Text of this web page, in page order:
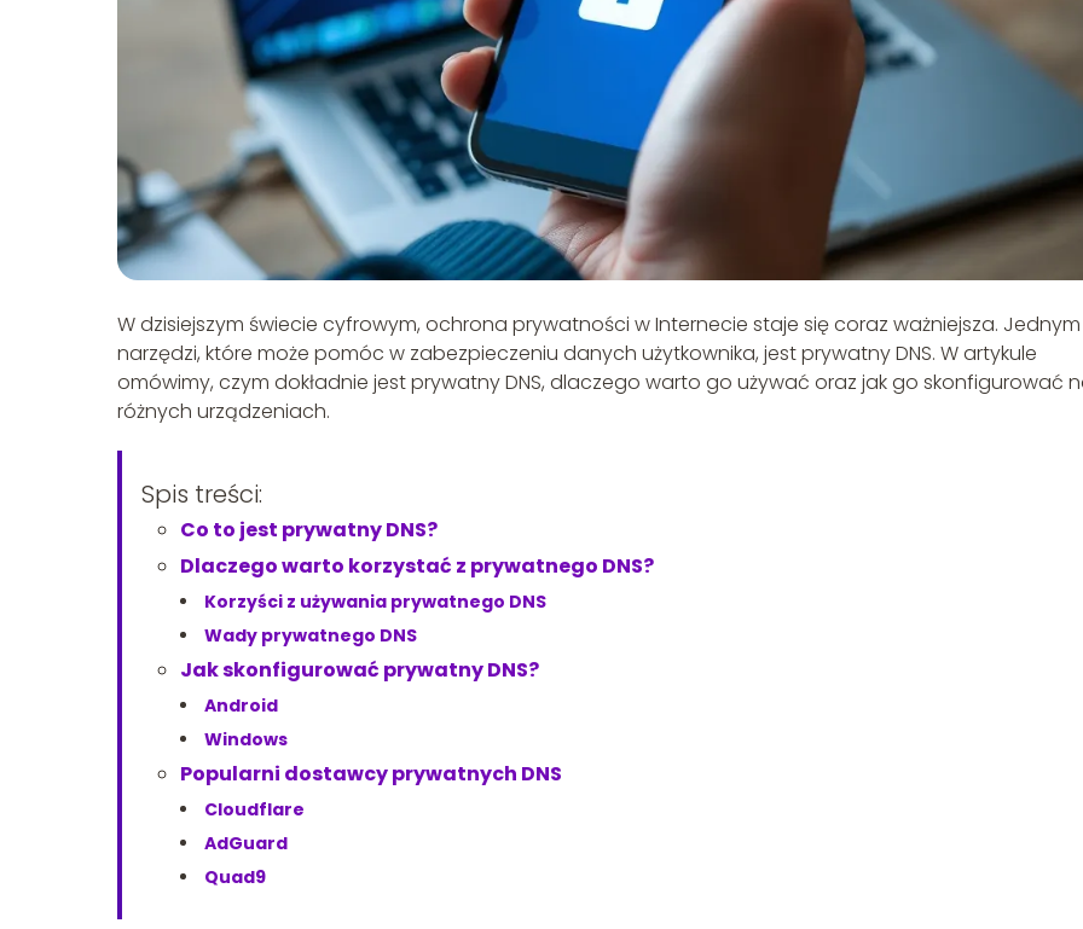
W dzisiejszym świecie cyfrowym, ochrona prywatności w Internecie staje się coraz ważniejsza.
narzędzi, które może pomóc w zabezpieczeniu danych użytkownika, jest prywatny DNS. W artykule
omówimy, czym dokładnie jest prywatny DNS, dlaczego warto go używać oraz jak go skonfigurować
różnych urządzeniach.
Spis treści:
Co to jest prywatny DNS?
Dlaczego warto korzystać z prywatnego DNS?
Korzyści z używania prywatnego DNS
Wady prywatnego DNS
Jak skonfigurować prywatny DNS?
Android
Windows
Popularni dostawcy prywatnych DNS
Cloudflare
AdGuard
Quad9